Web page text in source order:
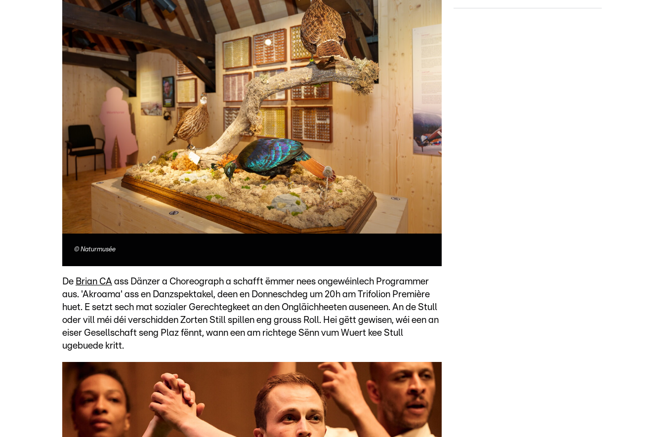
© Naturmusée
De Brian CA ass Dänzer a Choreograph a schafft ëmmer nees ongewéinlech Programmer
aus. 'Akroama' ass en Danzspektakel, deen en Donneschdeg um 20h am Trifolion Première
huet. E setzt sech mat sozialer Gerechtegkeet an den Ongläichheeten auseneen. An de Stull
oder vill méi déi verschidden Zorten Still spillen eng grouss Roll. Hei gëtt gewisen, wéi een an
eiser Gesellschaft seng Plaz fënnt, wann een am richtege Sënn vum Wuert kee Stull
ugebuede kritt.